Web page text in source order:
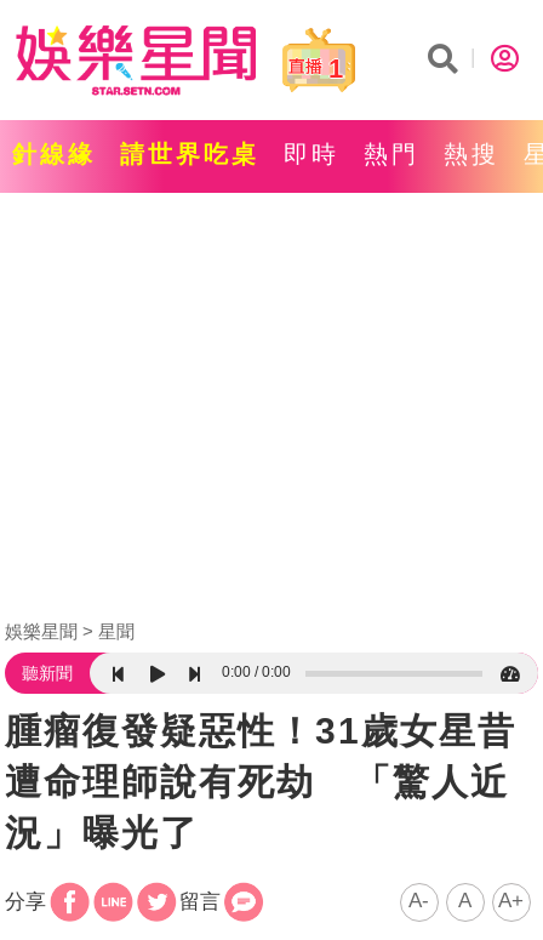
1
針線緣 請世界吃桌 即時 熱門 熱搜
娛樂星聞 星聞
聽新聞 0:00 0:00
腫瘤復發疑惡性！31歲女星昔
遭命理師說有死劫 「驚人近
況」曝光了
分享 留言 A- A A+